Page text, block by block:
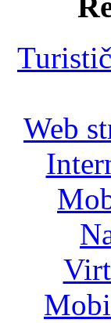
Web